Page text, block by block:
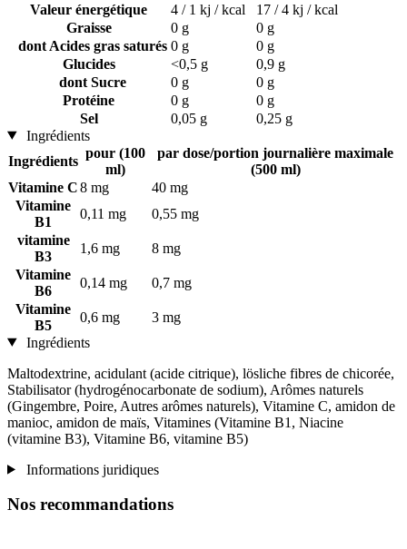
Valeur énergétique
4 / 1 kj / kcal
17 / 4 kj / kcal
Graisse
0 g
0 g
dont Acides gras saturés 0 g
0 g
Glucides
<0,5 g
0,9 g
dont Sucre
0 g
0 g
Protéine
0 g
0 g
Sel
0,05 g
0,25 g
Ingrédients
Ingrédients
pour (100
ml)
par dose/portion journalière maximale
(500 ml)
Vitamine C8 mg
40 mg
Vitamine
B1
0,11 mg
0,55 mg
vitamine
B3
1,6 mg
8 mg
Vitamine
B6
0,14 mg
0,7 mg
Vitamine
B5
0,6 mg
3 mg
Ingrédients
Maltodextrine, acidulant (acide citrique), lösliche fibres de chicorée,
Stabilisator (hydrogénocarbonate de sodium), Arômes naturels
(Gingembre, Poire, Autres arômes naturels), Vitamine C, amidon de
manioc, amidon de maïs, Vitamines (Vitamine B1, Niacine
(vitamine B3), Vitamine B6, vitamine B5)
Informations juridiques
Nos recommandations